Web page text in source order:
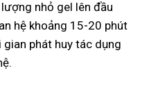
nhỏ gel lên đầu
hệ khoảng 15-20 phút
phát huy tác dụng